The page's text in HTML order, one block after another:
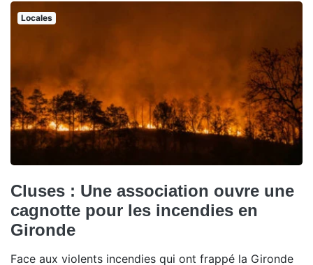
Locales
Cluses : Une association ouvre une
cagnotte pour les incendies en
Gironde
Face aux violents incendies qui ont frappé la Gironde